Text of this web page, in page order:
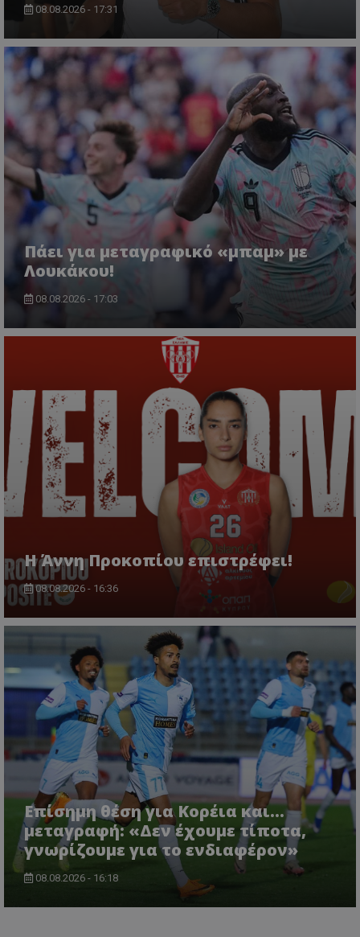
08.08.2026 - 17:31
Πάει για μεταγραφικό «μπαμ» με
Λουκάκου!
08.08.2026 - 17:03
Η Άννη Προκοπίου επιστρέφει!
08.08.2026 - 16:36
Επίσημη θέση για Κορέια και...
μεταγραφή: «Δεν έχουμε τίποτα,
γνωρίζουμε για το ενδιαφέρον»
08.08.2026 - 16:18